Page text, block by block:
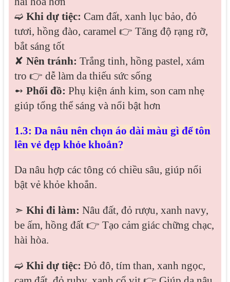
➫ Khi dự tiệc: Cam đất, xanh lục bảo, đỏ
tươi, hồng đào, caramel 👉 Tăng độ rạng rỡ,
bắt sáng tốt
✘ Nên tránh: Trắng tinh, hồng pastel, xám
tro 👉 dễ làm da thiếu sức sống
➻ Phối đồ: Phụ kiện ánh kim, son cam nhẹ
giúp tổng thể sáng và nổi bật hơn
1.3: Da nâu nên chọn áo dài màu gì để tôn
lên vẻ đẹp khỏe khoắn?
Da nâu hợp các tông có chiều sâu, giúp nổi
bật vẻ khỏe khoắn.
➣ Khi đi làm: Nâu đất, đỏ rượu, xanh navy,
be ấm, hồng đất 👉 Tạo cảm giác chững chạc,
hài hòa.
➫ Khi dự tiệc: Đỏ đô, tím than, xanh ngọc,